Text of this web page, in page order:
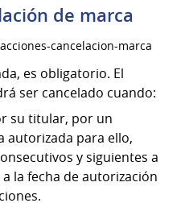
de
marca
de marca
cancelacion-marca
es obligatorio. El
ser cancelado cuando:
su titular, por un
autorizada para ello,
y siguientes a
la fecha de autorización